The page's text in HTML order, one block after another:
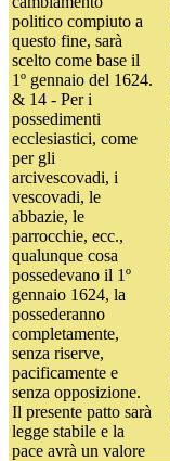
politico compiuto a
questo fine, sarà
scelto come base il
1º gennaio del 1624.
& 14 - Per i
possedimenti
ecclesiastici, come
per gli
arcivescovadi, i
vescovadi, le
abbazie, le
parrocchie, ecc.,
qualunque cosa
possedevano il 1º
gennaio 1624, la
possederanno
completamente,
senza riserve,
pacificamente e
senza opposizione.
Il presente patto sarà
legge stabile e la
pace avrà un valore
da quella professata
dal signore del
luogo, sarà concesso
pacificamente e con
libertà di coscienza
di frequentare
privatamente i
luoghi del loro culto,
e non sarà loro
impedito di prendere
parte alla pubblica
professione della
loro religione nei
luoghi vicini, dove e
quante volte essi lo
vorranno, o di
mandare i propri
figli in scuole
appartenenti alla
propria religione, o
da insegnanti privati
in casa. Art. VII, &
anche se provenga
dal diritto civile o
canonico, da decreti
conciliari, privilegi,
indulti, ecc., o dai
concordati papali o
da qualsiasi altro
statuto politico o
decreto, sotto
qualsiasi nome o
pretesto, né d'ora in
poi sarà riconosciuto
valido alcun
processo o azione
legale contro il
presente trattato.
(trad. di G.B. Lo
Grasso, Pace di
Westfalia, in
Dizionario storico
religioso, Roma